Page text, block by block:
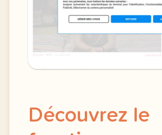
Découvrez le